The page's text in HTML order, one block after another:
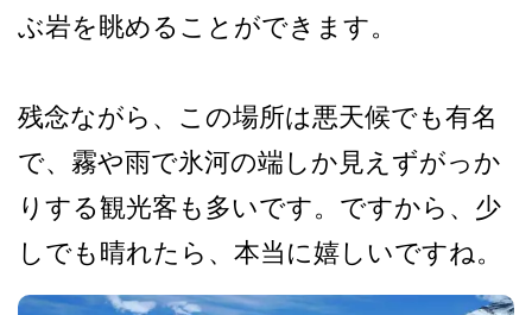
ぶ岩を眺めることができます。
残念ながら、この場所は悪天­候でも有名
で、霧や雨で氷河の端しか見えずがっか
り­する観光客も多いです。ですから、少
しでも晴れたら­、本当に嬉しいですね。